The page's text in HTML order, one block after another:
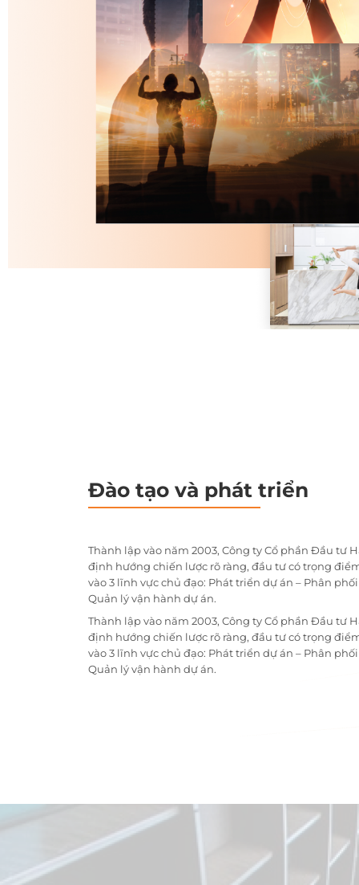
Đào tạo và phát triển
Thành lập vào năm 2003, Công ty Cổ phần Đầu tư
định hướng chiến lược rõ ràng, đầu tư có trọng
vào 3 lĩnh vực chủ đạo: Phát triển dự án – Phân
Quản lý vận hành dự án.
Thành lập vào năm 2003, Công ty Cổ phần Đầu tư
định hướng chiến lược rõ ràng, đầu tư có trọng
vào 3 lĩnh vực chủ đạo: Phát triển dự án – Phân
Quản lý vận hành dự án.